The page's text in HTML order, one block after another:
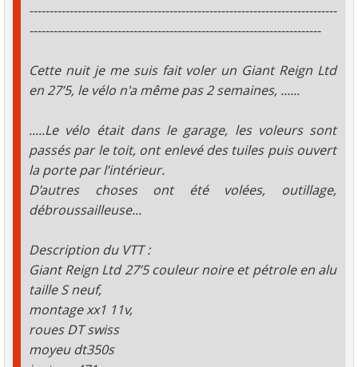
-----------------------------------------------------------------------------
-------------------------------------------------------------------------
Cette nuit je me suis fait voler un Giant Reign Ltd
en 27’5, le vélo n'a même pas 2 semaines, ......
.....Le vélo était dans le garage, les voleurs sont
passés par le toit, ont enlevé des tuiles puis ouvert
la porte par l’intérieur.
D’autres choses ont été volées, outillage,
débroussailleuse...
Description du VTT :
Giant Reign Ltd 27’5 couleur noire et pétrole en alu
taille S neuf,
montage xx1 11v,
roues DT swiss
moyeu dt350s